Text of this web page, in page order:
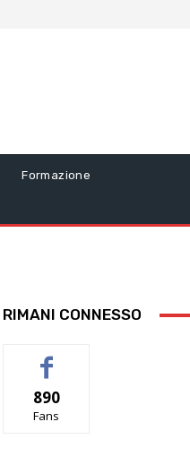
Formazione
RIMANI CONNESSO
890
Fans